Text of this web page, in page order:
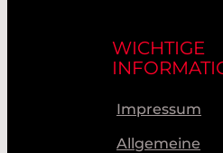
WICHTIGE
Impressum
Allgemeine